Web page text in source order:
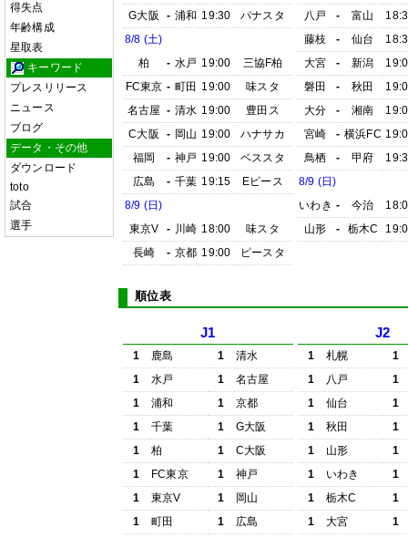
得失点
年齢構成
星取表
キーワード
プレスリリース
ニュース
ブログ
データ・その他
ダウンロード
toto
試合
選手
G大阪
- 浦和 19:30
パナスタ
8/8 (土)
柏
- 水戸 19:00
三協F柏
FC東京 - 町田 19:00
味スタ
名古屋 - 清水 19:00
豊田ス
C大阪
- 岡山 19:00
ハナサカ
福岡
- 神戸 19:00
ベススタ
広島
- 千葉 19:15
Eピース
8/9 (日)
東京V
- 川崎 18:00
味スタ
長崎
- 京都 19:00 ピースタ
八戸
- 富山
藤枝
- 仙台
大宮
- 新潟
磐田
- 秋田
大分
- 湘南
宮崎
- 横浜FC
鳥栖
- 甲府
8/9 (日)
いわき - 今治
山形
- 栃木C
順位表
J1
1 鹿島 1
清水
1
水戸 1
名古屋
1
浦和 1
京都
1
千葉 1
G大阪
1
柏 1
C大阪
1
FC東京 1
神戸
1
東京V 1
岡山
1
町田 1
広島
J2
1 札幌
1
1
八戸
1
1
仙台
1
1
秋田
1
1
山形
1
1
いわき
1
1
栃木C
1
1
大宮
1